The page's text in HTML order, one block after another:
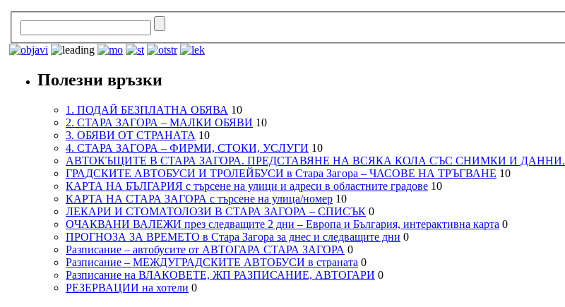
Полезни връзки
1. ПОДАЙ БЕЗПЛАТНА ОБЯВА 10
2. СТАРА ЗАГОРА – МАЛКИ ОБЯВИ 10
3. ОБЯВИ ОТ СТРАНАТА 10
4. СТАРА ЗАГОРА – ФИРМИ, СТОКИ, УСЛУГИ 10
АВТОКЪЩИТЕ В СТАРА ЗАГОРА. ПРЕДСТАВЯНЕ НА ВСЯКА КОЛА СЪС СНИМКИ И ДАННИ.
ГРАДСКИТЕ АВТОБУСИ И ТРОЛЕЙБУСИ в Стара Загора – ЧАСОВЕ НА ТРЪГВАНЕ 10
КАРТА НА БЪЛГАРИЯ с търсене на улици и адреси в областните градове 10
КАРТА НА СТАРА ЗАГОРА с търсене на улица/номер 10
ЛЕКАРИ И СТОМАТОЛОЗИ В СТАРА ЗАГОРА – СПИСЪК 0
ОЧАКВАНИ ВАЛЕЖИ през следващите 2 дни – Европа и България, интерактивна карта 0
ПРОГНОЗА ЗА ВРЕМЕТО в Стара Загора за днес и следващите дни 0
Разписание – автобусите от АВТОГАРА СТАРА ЗАГОРА 0
Разписание – МЕЖДУГРАДСКИТЕ АВТОБУСИ в страната 0
Разписание на ВЛАКОВЕТЕ, ЖП РАЗПИСАНИЕ, АВТОГАРИ 0
РЕЗЕРВАЦИИ на хотели 0